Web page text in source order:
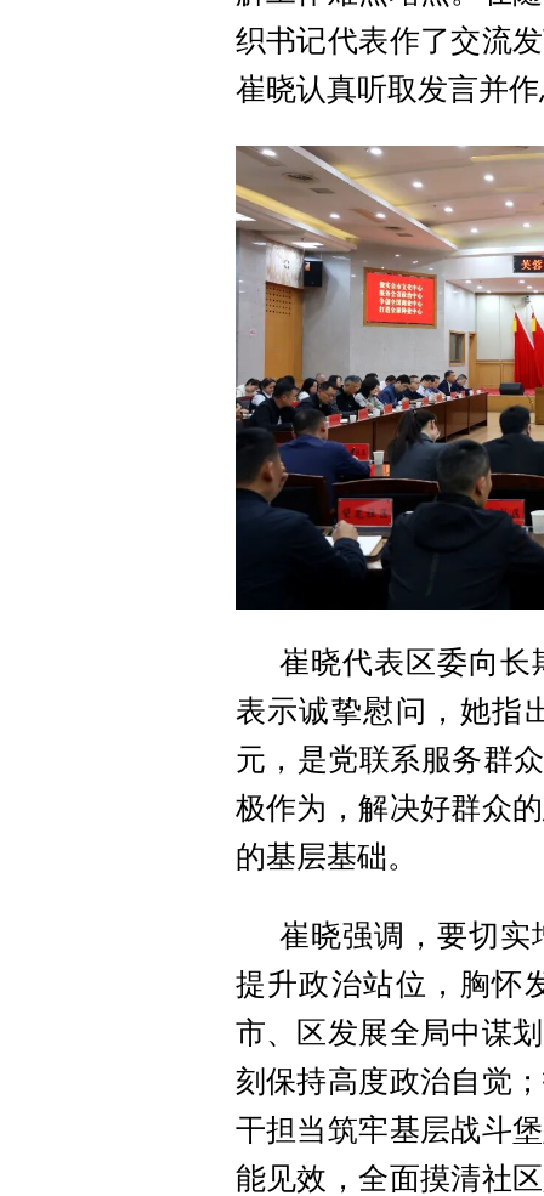
织书记代表作了交流
崔晓认真听取发言并
崔晓代表区委向长
表示诚挚慰问，她指
元，是党联系服务群
极作为，解决好群众
的基层基础。
崔晓强调，要切实
提升政治站位，胸怀
市、区发展全局中谋
刻保持高度政治自觉
干担当筑牢基层战斗
能见效，全面摸清社